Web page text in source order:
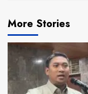
More Stories